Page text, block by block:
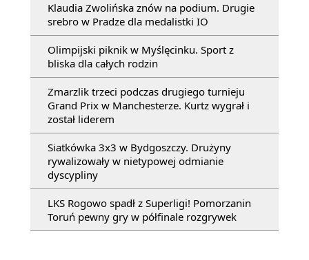
Klaudia Zwolińska znów na podium. Drugie
srebro w Pradze dla medalistki IO
Olimpijski piknik w Myślęcinku. Sport z
bliska dla całych rodzin
Zmarzlik trzeci podczas drugiego turnieju
Grand Prix w Manchesterze. Kurtz wygrał i
został liderem
Siatkówka 3x3 w Bydgoszczy. Drużyny
rywalizowały w nietypowej odmianie
dyscypliny
LKS Rogowo spadł z Superligi! Pomorzanin
Toruń pewny gry w półfinale rozgrywek